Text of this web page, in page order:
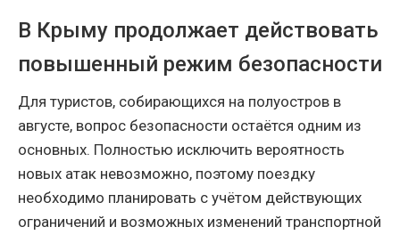
В Крыму продолжает действовать
повышенный режим безопасности
Для туристов, собирающихся на полуостров в
августе, вопрос безопасности остаётся одним из
основных. Полностью исключить вероятность
новых атак невозможно, поэтому поездку
необходимо планировать с учётом действующих
ограничений и возможных изменений транспортной